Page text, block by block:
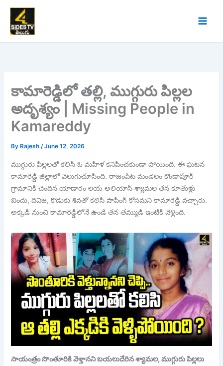
Skip
content
కామారెడ్డిలో తల్లి, ముగ్గురు పిల్లల
అదృశ్యం | Missing People in
Kamareddy
By Rajesh/June 12, 2026
ముగ్గురు పిల్లలతో కలిసి ఓ మహిళ కనిపించకుండా పోయింది. ఈ ఘటన
కామారెడ్డి జిల్లాలో వెలుగుచూసింది. రాజంపేట మండలం కొండాపూర్‌‌‌‌‌‌‌‌‌‌‌‌‌‌‌‌
గ్రామానికి చెందిన యాడారం లయ అలియాస్‌‌‌‌‌‌‌‌‌‌‌‌‌‌‌‌ శ్యామల తన కూతుళ్లు
బిందు, దివిజ, కొడుకు శివతో కలిసి షాపింగ్‌‌‌‌‌‌‌‌‌‌‌‌‌‌‌‌ కోసమని కామారెడ్డి వచ్చారు.
అక్కడి నుంచి కామారెడ్డిలోనే ఉండే తన తమ్ముడి ఇంటికి వెళ్లింది.
సాయంత్రం సొంతూరికి వెళ్తానని బయలుదేరిన శ్యామల, ముగ్గురు పిల్లలు